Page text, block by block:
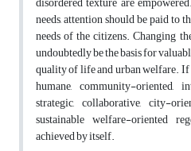
needs, attention should be paid to
needs of the citizens. Changing
undoubtedly be the basis for
quality of life and urban welfare.
humane, community-oriented,
strategic, collaborative, city-
sustainable welfare-oriented
achieved by itself.